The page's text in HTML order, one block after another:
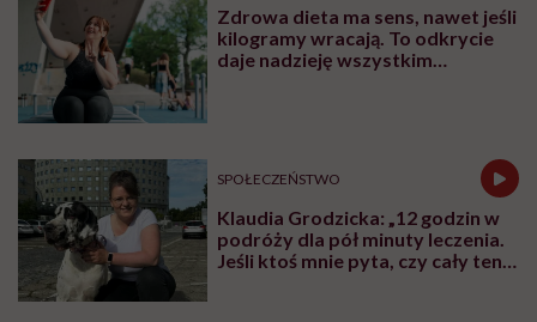
Zdrowa dieta ma sens, nawet jeśli
kilogramy wracają. To odkrycie
daje nadzieję wszystkim
SPOŁECZEŃSTWO
Klaudia Grodzicka: „12 godzin w
podróży dla pół minuty leczenia.
Jeśli ktoś mnie pyta, czy cały ten